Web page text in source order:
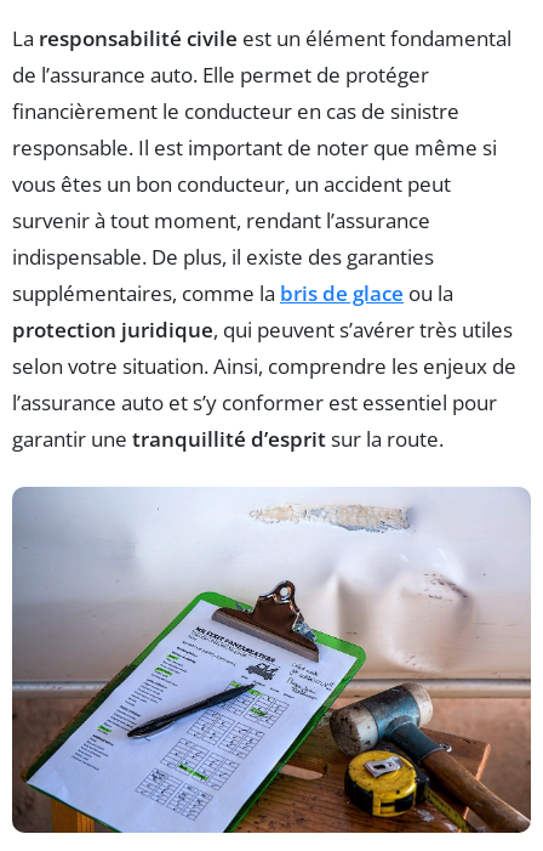
La responsabilité civile est un élément fondamental
de l’assurance auto. Elle permet de protéger
financièrement le conducteur en cas de sinistre
responsable. Il est important de noter que même si
vous êtes un bon conducteur, un accident peut
survenir à tout moment, rendant l’assurance
indispensable. De plus, il existe des garanties
supplémentaires, comme la bris de glace ou la
protection juridique, qui peuvent s’avérer très utiles
selon votre situation. Ainsi, comprendre les enjeux de
l’assurance auto et s’y conformer est essentiel pour
garantir une tranquillité d’espritsur la route.